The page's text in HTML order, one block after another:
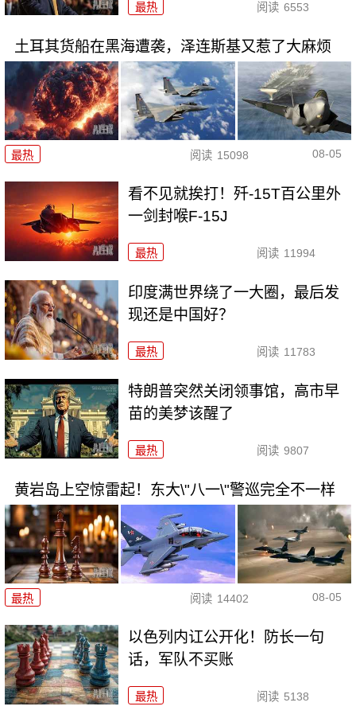
最热 阅读 6553
土耳其货船在黑海遭袭，泽连斯基又惹了大麻烦
最热 阅读 15098 08-05
看不见就挨打！歼-15T百公里外
一剑封喉F-15J
最热 阅读 11994
印度满世界绕了一大圈，最后发
现还是中国好？
最热 阅读 11783
特朗普突然关闭领事馆，高市早
苗的美梦该醒了
最热 阅读 9807
黄岩岛上空惊雷起！东大\"八一\"警巡完全不一样
最热 阅读 14402 08-05
以色列内讧公开化！防长一句
话，军队不买账
最热 阅读 5138